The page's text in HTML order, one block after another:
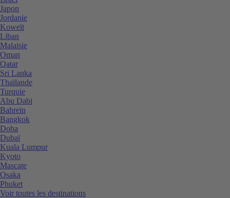
Japon
Jordanie
Koweït
Liban
Malaisie
Oman
Qatar
Sri Lanka
Thaïlande
Turquie
Abu Dabi
Bahreïn
Bangkok
Doha
Dubaï
Kuala Lumpur
Kyoto
Mascate
Osaka
Phuket
Voir toutes les destinations